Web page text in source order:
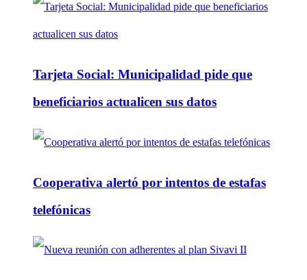
Tarjeta Social: Municipalidad pide que
beneficiarios actualicen sus datos
Cooperativa alertó por intentos de estafas
telefónicas